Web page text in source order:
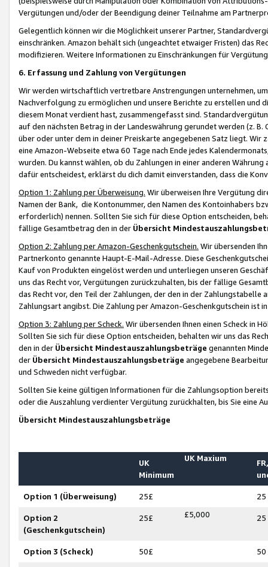
Vergütungen und/oder der Beendigung deiner Teilnahme am
Gelegentlich können wir die Möglichkeit unserer Partner,
einschränken. Amazon behält sich (ungeachtet etwaiger Fristen) das
modifizieren. Weitere Informationen zu Einschränkungen für
6. Erfassung und Zahlung von Vergütungen
Wir werden wirtschaftlich vertretbare Anstrengungen unternehmen,
Nachverfolgung zu ermöglichen und unsere Berichte zu erstellen und
diesem Monat verdient hast, zusammengefasst sind.
auf den nächsten Betrag in der Landeswährung gerundet werden (z.
über oder unter dem in deiner Preiskarte angegebenen Satz liegt.
eine Amazon-Webseite etwa 60 Tage nach Ende jedes
wurden. Du kannst wählen, ob du Zahlungen in einer anderen
dafür entscheidest, erklärst du dich damit einverstanden, dass die
Option 1: Zahlung per Überweisung. Wir überweisen Ihre Vergütung
Namen der Bank, die Kontonummer, den Namen des Kontoinhabers
erforderlich) nennen. Sollten Sie sich für diese Option entscheiden,
fällige Gesamtbetrag den in der Übersicht
Option 2: Zahlung per Amazon-Geschenkgutschein. Wir übersenden
Partnerkonto genannte Haupt-E-Mail-Adresse. Diese
Kauf von Produkten eingelöst werden und unterliegen unseren
uns das Recht vor, Vergütungen zurückzuhalten, bis der fällige
das Recht vor, den Teil der Zahlungen, der den in der
Zahlungsart angibst. Die Zahlung per Amazon-Geschenkgutschein ist
Option 3: Zahlung per Scheck. Wir übersenden Ihnen einen Scheck in
Sollten Sie sich für diese Option entscheiden, behalten wir uns das
den in der Übersicht Mindestauszahlungsbeträge genannten
der Übersicht Mindestauszahlungsbeträge angegebene
und Schweden nicht verfügbar.
Sollten Sie keine gültigen Informationen für die Zahlungsoption
oder die Auszahlung verdienter Vergütung zurückhalten, bis Sie
Übersicht Mindestauszahlungsbeträge
UK
Minimum
UK Maxium
Option 1 (Überweisung) 25£ 25
Option 2
(Geschenkgutschein)
25£ £5,000 25
Option 3 (Scheck) 50£ 50